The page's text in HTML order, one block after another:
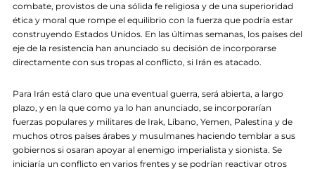
combate, provistos de una sólida fe religiosa y de una superioridad
ética y moral que rompe el equilibrio con la fuerza que podría estar
construyendo Estados Unidos. En las últimas semanas, los países del
eje de la resistencia han anunciado su decisión de incorporarse
directamente con sus tropas al conflicto, si Irán es atacado.
Para Irán está claro que una eventual guerra, será abierta, a largo
plazo, y en la que como ya lo han anunciado, se incorporarían
fuerzas populares y militares de Irak, Líbano, Yemen, Palestina y de
muchos otros países árabes y musulmanes haciendo temblar a sus
gobiernos si osaran apoyar al enemigo imperialista y sionista. Se
iniciaría un conflicto en varios frentes y se podrían reactivar otros